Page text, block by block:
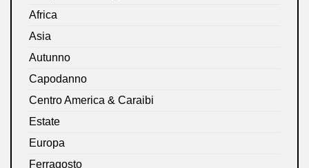
Africa
Asia
Autunno
Capodanno
Centro America & Caraibi
Estate
Europa
Ferragosto